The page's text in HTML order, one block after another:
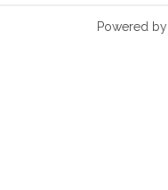
Powered by